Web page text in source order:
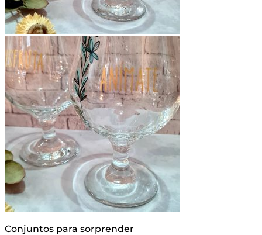
Conjuntos para sorprender